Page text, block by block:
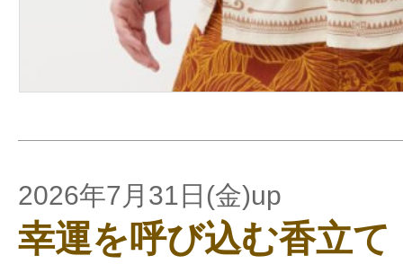
2026年7月31日(金)up
幸運を呼び込む香立て